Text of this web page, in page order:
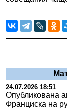
24.07.2026 18:51
Опубликована
Франциска на